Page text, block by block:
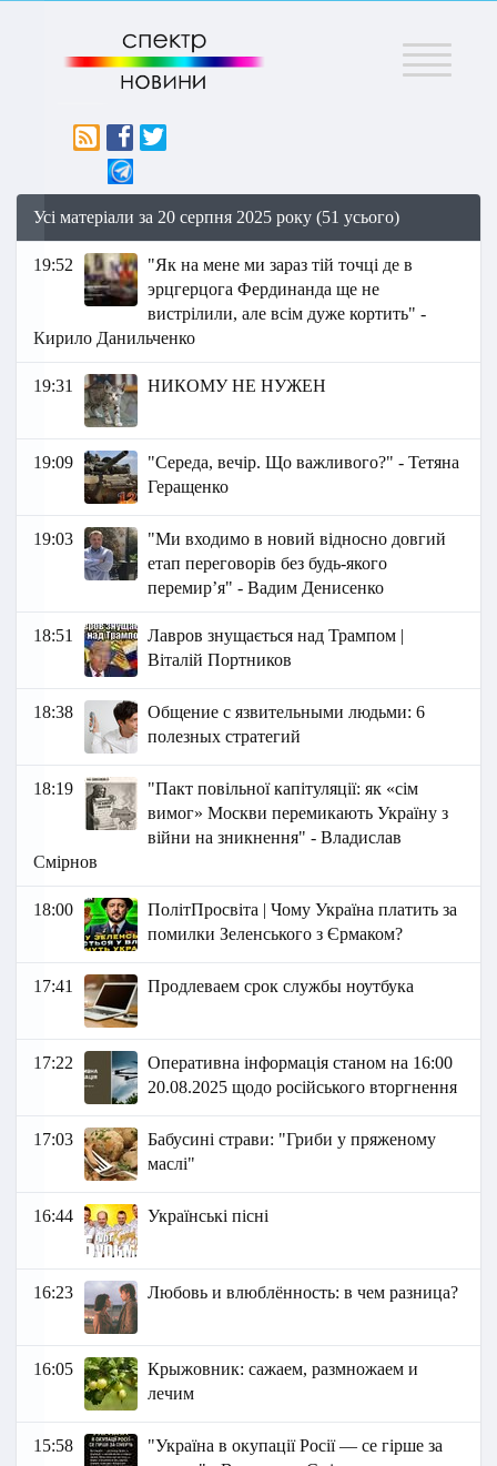
Меню
Усі матеріали за 20 серпня 2025 року (51 усього)
19:52
"Як на мене ми зараз тій точці де в
эрцгерцога Фердинанда ще не
вистрілили, але всім дуже кортить" -
Кирило Данильченко
19:31 НИКОМУ НЕ НУЖЕН
19:09
"Середа, вечір. Що важливого?" - Тетяна
Геращенко
19:03
"Ми входимо в новий відносно довгий
етап переговорів без будь-якого
перемирʼя" - Вадим Денисенко
18:51
Лавров знущається над Трампом |
Віталій Портников
18:38
Общение с язвительными людьми: 6
полезных стратегий
18:19
"Пакт повільної капітуляції: як «сім
вимог» Москви перемикають Україну з
війни на зникнення" - Владислав
Смірнов
18:00
ПолітПросвіта | Чому Україна платить за
помилки Зеленського з Єрмаком?
17:41 Продлеваем срок службы ноутбука
17:22
Оперативна інформація станом на 16:00
20.08.2025 щодо російського вторгнення
17:03
Бабусині страви: "Гриби у пряженому
маслі"
16:44 Українські пісні
16:23 Любовь и влюблённость: в чем разница?
16:05
Крыжовник: сажаем, размножаем и
лечим
15:58
"Україна в окупації Росії — се гірше за